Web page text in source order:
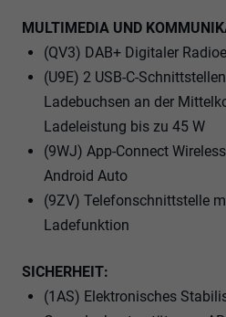
MULTIMEDIA UND
(QV3) DAB+ Digitaler
(U9E) 2 USB-C-
Ladebuchsen an der
Ladeleistung bis zu 45 W
(9WJ) App-Connect
Android Auto
(9ZV) Telefonschnittstelle
Ladefunktion
SICHERHEIT:
(1AS) Elektronisches